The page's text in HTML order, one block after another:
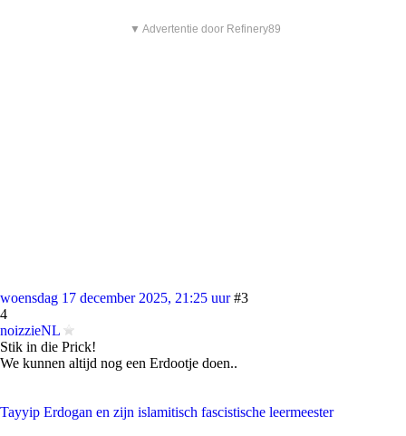
▼ Advertentie door Refinery89
woensdag 17 december 2025, 21:25 uur #3
4
noizzieNL
Stik in die Prick!
We kunnen altijd nog een Erdootje doen..
Tayyip Erdogan en zijn islamitisch fascistische leermeester